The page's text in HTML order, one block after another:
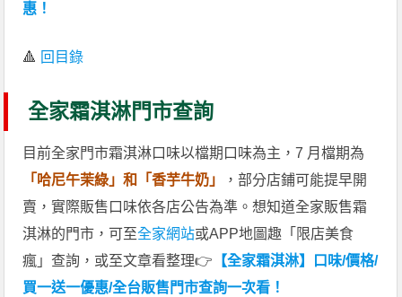
惠！
🔺 回目錄
全家霜淇淋門市查詢
目前全家門市霜淇淋口味以檔期口味為主，7 月檔期為
「哈尼午茉綠」和「香芋牛奶」
，部分店鋪可能提早開
賣，實際販售口味依各店公告為準。想知道全家販售霜
淇淋的門市，可至全家網站或APP地圖趣「限店美食
瘋」查詢，或至文章看整理👉 【全家霜淇淋】口味/價格/
買一送一優惠/全台販售門市查詢一次看！